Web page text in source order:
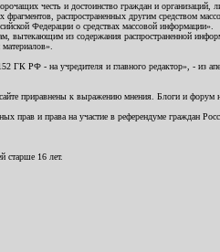
честь и достоинство граждан и
распространенных другим средством
Федерации о средствах массовой информации».
из содержания распространенной
РФ - на учредителя и главного редактор», - из
приравнены к выражению мнения. Блоги и форум
и права на участие в референдуме граждан
старше 16 лет.